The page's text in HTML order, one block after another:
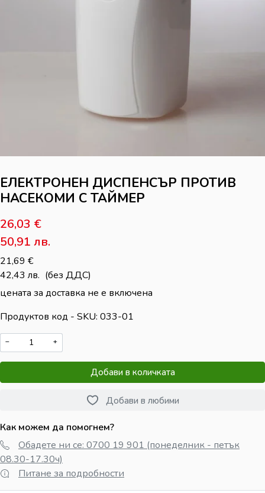
ЕЛЕКТРОНЕН ДИСПЕНСЪР ПРОТИВ
НАСЕКОМИ С ТАЙМЕР
26,03 €
50,91 лв.
21,69 €
42,43 лв. (без ДДС)
цената за доставка не е включена
Продуктов код - SKU 033-01
− +
Добави в количката
Добави в любими
Как можем да помогнем?
Обадете ни се: 0700 19 901 (понеделник - петък
08.30-17.30ч)
Питане за подробности